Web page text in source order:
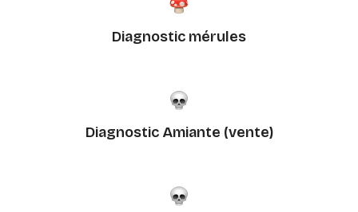
Diagnostic mérules
Diagnostic Amiante (vente)